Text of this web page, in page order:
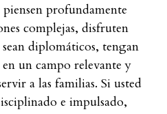
piensen profundamente
complejas, disfruten
diplomáticos, tengan
un campo relevante y
a las familias. Si usted
e impulsado,